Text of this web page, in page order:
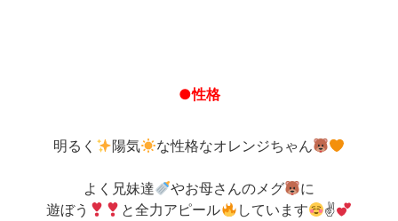
●性格
明るく 陽気 な性格なオレンジちゃん
よく兄妹達 やお母さんのメグ
に
遊ぼう
と全力アピール しています ✌